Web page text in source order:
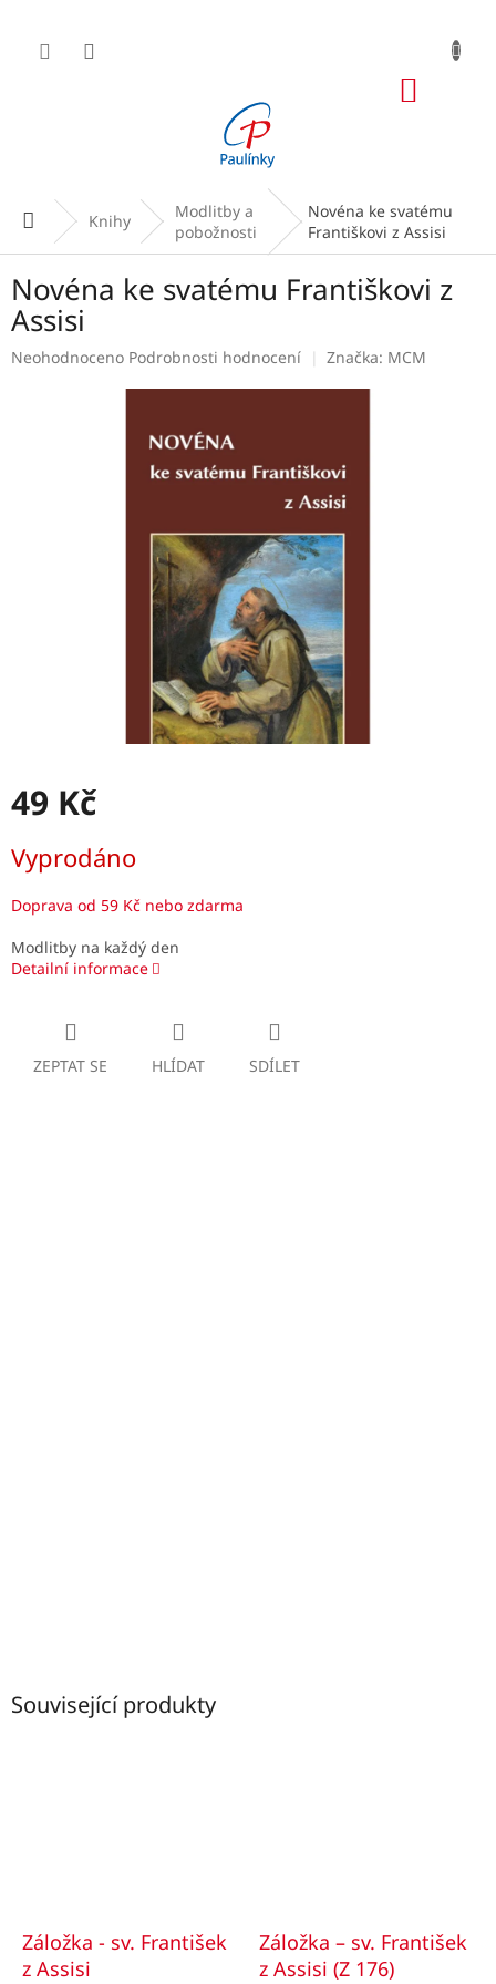
obsah
Domů Knihy
Modlitby a
pobožnosti
Novéna ke svatému
Františkovi z Assisi
Novéna ke svatému Františkovi z
Assisi
Průměrné
Neohodnoceno Podrobnosti hodnocení Značka: MCM
49 Kč
cena:
Vyprodáno
Doprava od 59 Kč nebo zdarma
Modlitby na každý den
Detailní informace
ZEPTAT SE HLÍDAT SDÍLET
Související produkty
Záložka - sv. František
z Assisi
Záložka – sv. František
z Assisi (Z 176)